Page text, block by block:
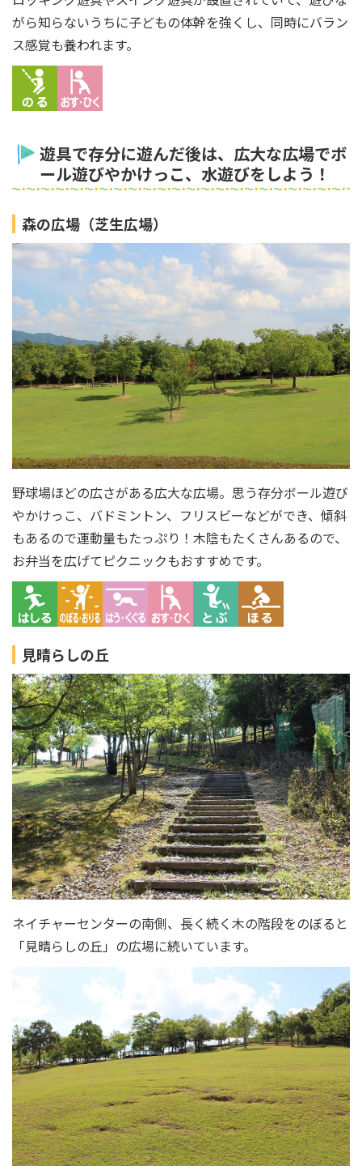
がら知らないうちに子どもの体幹を強くし、同時にバラン
ス感覚も養われます。
遊具で存分に遊んだ後は、広大な広場でボ
ール遊びやかけっこ、水遊びをしよう！
森の広場（芝生広場）
野球場ほどの広さがある広大な広場。思う存分ボール遊び
やかけっこ、バドミントン、フリスビーなどができ、傾斜
もあるので運動量もたっぷり！木陰もたくさんあるので、
お弁当を広げてピクニックもおすすめです。
見晴らしの丘
ネイチャーセンターの南側、長く続く木の階段をのぼると
「見晴らしの丘」の広場に続いています。